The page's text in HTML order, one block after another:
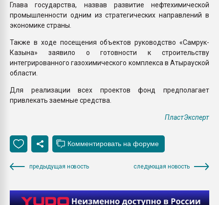
Глава государства, назвав развитие нефтехимической
промышленности одним из стратегических направлений в
экономике страны.
Также в ходе посещения объектов руководство «Самрук-
Казына» заявило о готовности к строительству
интегрированного газохимического комплекса в Атырауской
области.
Для реализации всех проектов фонд предполагает
привлекать заемные средства.
ПластЭксперт
предыдущая новость следующая новость